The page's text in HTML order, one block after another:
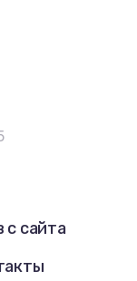
сайта